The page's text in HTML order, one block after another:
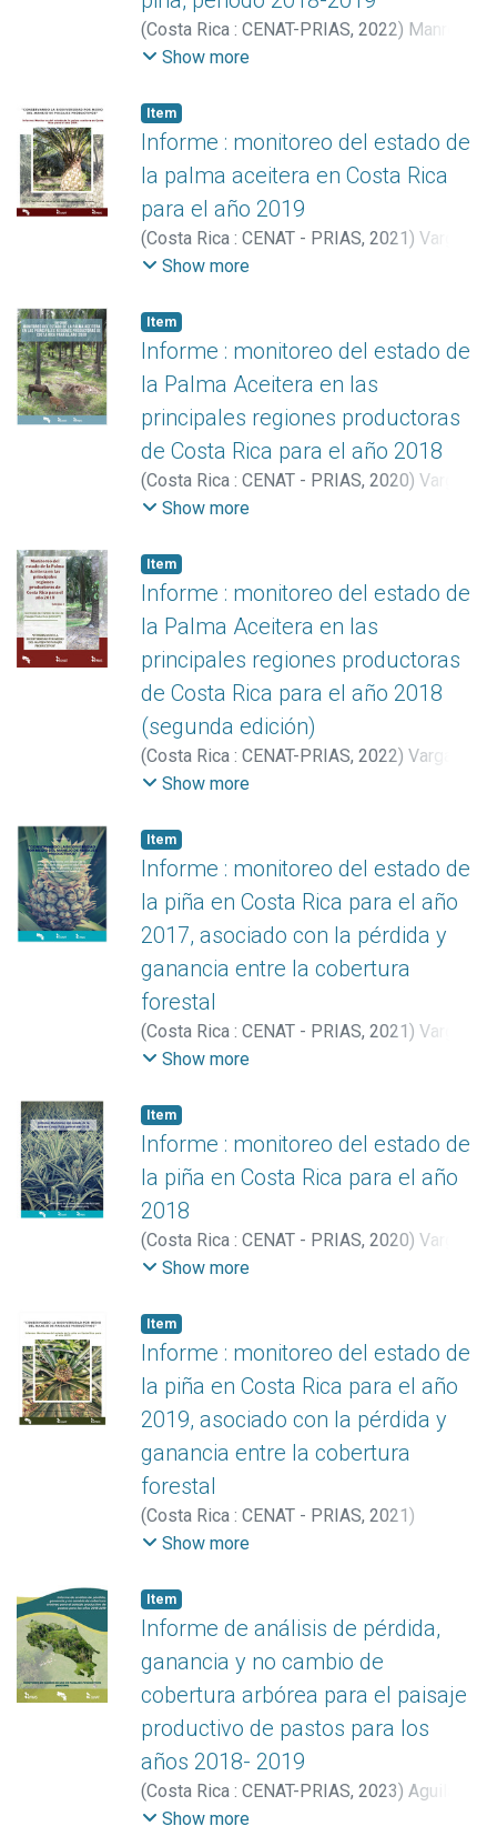
(Costa Rica : CENAT-PRIAS, 2022) Manrow
Villalobos, Marilyn
González, Catalina
Cornelia
Show more
Item
Informe : monitoreo del estado de
la palma aceitera en Costa Rica
para el año 2019
(Costa Rica : CENAT - PRIAS, 2021) Vargas
Solano, Yerlin;
Show more
Item
Informe : monitoreo del estado de
la Palma Aceitera en las
principales regiones productoras
de Costa Rica para el año 2018
(Costa Rica : CENAT - PRIAS, 2020) Vargas
Bolaños, Christian
Madrigal Chaves, Gabriela
Show more
Item
Informe : monitoreo del estado de
la Palma Aceitera en las
principales regiones productoras
de Costa Rica para el año 2018
(segunda edición)
(Costa Rica : CENAT-PRIAS, 2022) Vargas
Solano, Yerlin;
Granados, Cornelia
Show more
Item
Informe : monitoreo del estado de
la piña en Costa Rica para el año
2017, asociado con la pérdida y
ganancia entre la cobertura
forestal
(Costa Rica : CENAT - PRIAS, 2021) Vargas
Bolaños, Christian
Miller Granados, Cornelia
Show more
Item
Informe : monitoreo del estado de
la piña en Costa Rica para el año
2018
(Costa Rica : CENAT - PRIAS, 2020) Vargas
Bolaños, Christian
Show more
Item
Informe : monitoreo del estado de
la piña en Costa Rica para el año
2019, asociado con la pérdida y
ganancia entre la cobertura
forestal
(Costa Rica : CENAT - PRIAS, 2021)
Arguedas González, Catalina
Show more
Item
Informe de análisis de pérdida,
ganancia y no cambio de
cobertura arbórea para el paisaje
productivo de pastos para los
años 2018- 2019
(Costa Rica : CENAT-PRIAS, 2023) Aguilar-
Arias, Heileen;
Show more